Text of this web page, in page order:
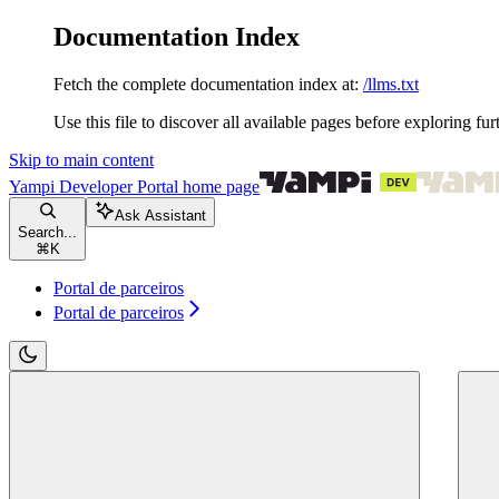
Documentation Index
Fetch the complete documentation index at: /llms.txt
Use this file to discover all available pages before exploring
Skip to main content
Yampi Developer Portal home page
Search...
⌘ K
Ask Assistant
Portal de parceiros
Portal de parceiros